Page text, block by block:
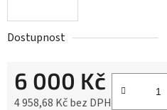
Dostupnost
6 000 Kč
4 958,68 Kč bez DPH